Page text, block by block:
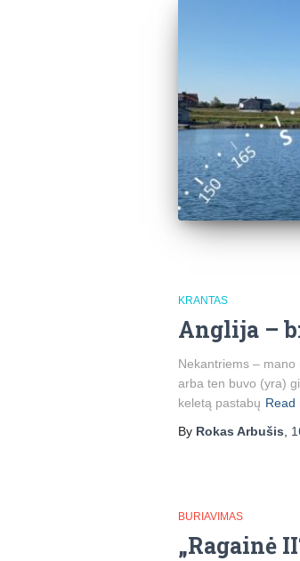
KRANTAS
Anglija –
Nekantriems – mano
arba ten buvo (yra)
keletą pastabų Read
By Rokas Arbušis
BURIAVIMAS
„Ragainė